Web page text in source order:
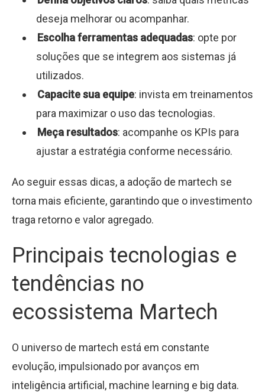
deseja melhorar ou acompanhar.
Escolha ferramentas adequadas: opte por
soluções que se integrem aos sistemas já
utilizados.
Capacite sua equipe: invista em treinamentos
para maximizar o uso das tecnologias.
Meça resultados: acompanhe os KPIs para
ajustar a estratégia conforme necessário.
Ao seguir essas dicas, a adoção de martech se
torna mais eficiente, garantindo que o investimento
traga retorno e valor agregado.
Principais tecnologias e
tendências no
ecossistema Martech
O universo de martech está em constante
evolução, impulsionado por avanços em
inteligência artificial, machine learning e big data.